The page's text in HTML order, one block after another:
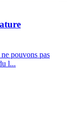
pouvons pas
l...